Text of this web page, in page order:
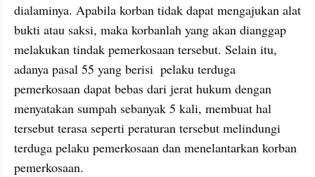
dialaminya. Apabila korban tidak dapat mengajukan alat
bukti atau saksi, maka korbanlah yang akan dianggap
melakukan tindak pemerkosaan tersebut. Selain itu,
adanya pasal 55 yang berisi  pelaku terduga
pemerkosaan dapat bebas dari jerat hukum dengan
menyatakan sumpah sebanyak 5 kali, membuat hal
tersebut terasa seperti peraturan tersebut melindungi
terduga pelaku pemerkosaan dan menelantarkan korban
pemerkosaan.